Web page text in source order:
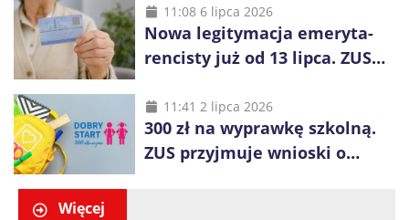
wszystkich od razu
11:08 6 lipca 2026
Nowa legitymacja emeryta-
rencisty już od 13 lipca. ZUS
11:41 2 lipca 2026
300 zł na wyprawkę szkolną.
ZUS przyjmuje wnioski o
Więcej